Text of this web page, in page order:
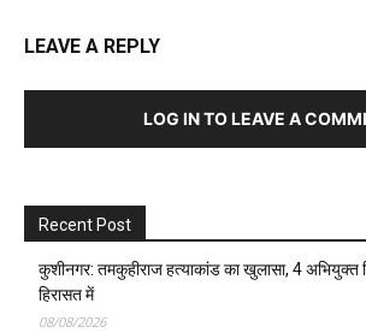
LEAVE A REPLY
LOG IN TO LEAVE A
Recent Post
कुशीनगर: तमकुहीराज हत्याकांड का खुलासा, 4 अभियुक्त
हिरासत में
08/08/2026